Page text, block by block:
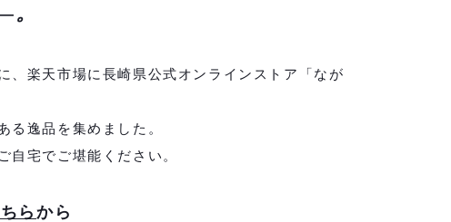
、楽天市場に長崎県公式オンラインストア「なが
る逸品を集めました。
自宅でご堪能ください。
らから